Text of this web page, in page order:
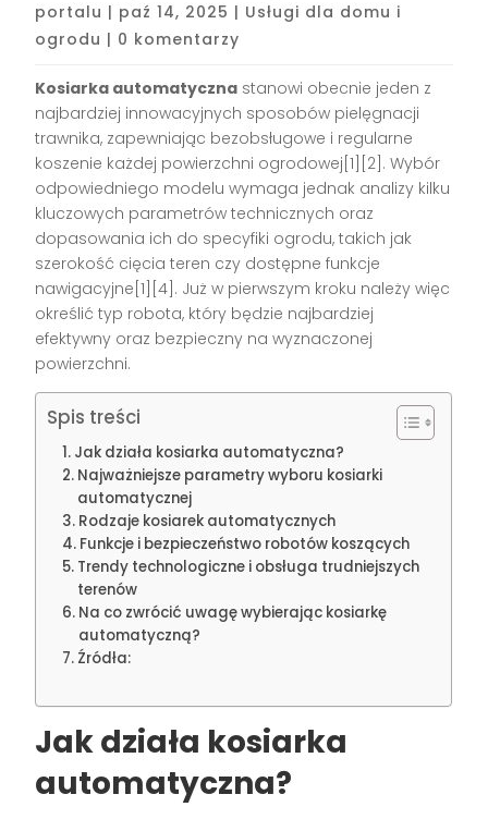
portalu | paź 14, 2025 | Usługi dla domu i
ogrodu | 0 komentarzy
Kosiarka automatyczna stanowi obecnie jeden z
najbardziej innowacyjnych sposobów pielęgnacji
trawnika, zapewniając bezobsługowe i regularne
koszenie każdej powierzchni ogrodowej[1][2]. Wybór
odpowiedniego modelu wymaga jednak analizy kilku
kluczowych parametrów technicznych oraz
dopasowania ich do specyfiki ogrodu, takich jak
szerokość cięcia teren czy dostępne funkcje
nawigacyjne[1][4]. Już w pierwszym kroku należy więc
określić typ robota, który będzie najbardziej
efektywny oraz bezpieczny na wyznaczonej
powierzchni.
Spis treści
Jak działa kosiarka automatyczna?
Najważniejsze parametry wyboru kosiarki
automatycznej
Rodzaje kosiarek automatycznych
Funkcje i bezpieczeństwo robotów koszących
Trendy technologiczne i obsługa trudniejszych
terenów
Na co zwrócić uwagę wybierając kosiarkę
automatyczną?
Źródła:
Jak działa kosiarka
automatyczna?